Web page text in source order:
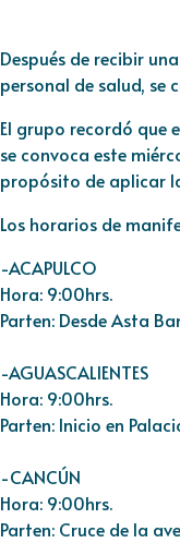
Después de recibir
personal de salud,
El grupo recordó que
se convoca este
propósito de aplicar
Los horarios de
-ACAPULCO
Hora: 9:00hrs.
Parten: Desde Asta
-AGUASCALIENTES
Hora: 9:00hrs.
Parten: Inicio en
-CANCÚN
Hora: 9:00hrs.
Parten: Cruce de la